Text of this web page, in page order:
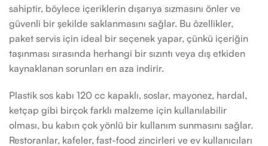
sahiptir, böylece içeriklerin dışarıya sızmasını önler ve
güvenli bir şekilde saklanmasını sağlar. Bu özellikler,
paket servis için ideal bir seçenek yapar, çünkü içeriğin
taşınması sırasında herhangi bir sızıntı veya dış etkiden
kaynaklanan sorunları en aza indirir.
Plastik sos kabı 120 cc kapaklı, soslar, mayonez, hardal,
ketçap gibi birçok farklı malzeme için kullanılabilir
olması, bu kabın çok yönlü bir kullanım sunmasını sağlar.
Restoranlar, kafeler, fast-food zincirleri ve ev kullanıcıları